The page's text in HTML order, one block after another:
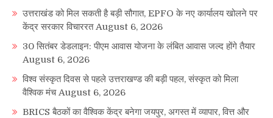
उत्तराखंड को मिल सकती है बड़ी सौगात, EPFO के नए कार्यालय खोलने पर
केंद्र सरकार विचाररत August 6, 2026
30 सितंबर डेडलाइन: पीएम आवास योजना के लंबित आवास जल्द होंगे तैयार
August 6, 2026
विश्व संस्कृत दिवस से पहले उत्तराखण्ड की बड़ी पहल, संस्कृत को मिला
वैश्विक मंच August 6, 2026
BRICS बैठकों का वैश्विक केंद्र बनेगा जयपुर, अगस्त में व्यापार, वित्त और